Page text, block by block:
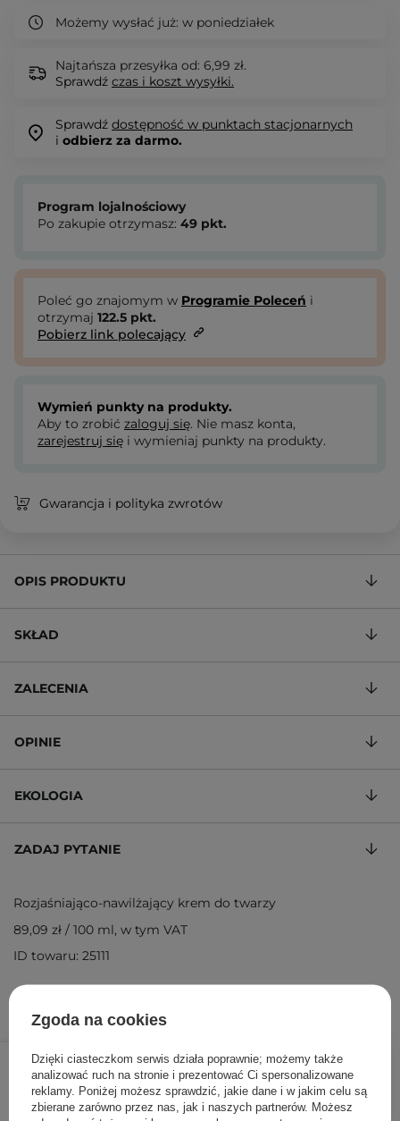
Możemy wysłać już: w poniedziałek
Najtańsza przesyłka od: 6,99 zł.
Sprawdź czas i koszt wysyłki.
Sprawdź dostępność w punktach stacjonarnych
i odbierz za darmo.
49,00 zł /szt.
DODAJ DO KOSZYKA
Program lojalnościowy
Po zakupie otrzymasz: 49 pkt.
Poleć go znajomym w Programie Poleceń i
otrzymaj 122.5 pkt.
Pobierz link polecający
Wymień punkty na produkty.
Aby to zrobić zaloguj się. Nie masz konta,
zarejestruj się i wymieniaj punkty na produkty.
Gwarancja i polityka zwrotów
OPIS PRODUKTU
SKŁAD
ZALECENIA
OPINIE
EKOLOGIA
ZADAJ PYTANIE
Rozjaśniająco-nawilżający krem do twarzy
89,09 zł / 100 ml, w tym VAT
ID towaru: 25111
Zgoda na cookies
Dzięki ciasteczkom serwis działa poprawnie; możemy także
analizować ruch na stronie i prezentować Ci spersonalizowane
reklamy. Poniżej możesz sprawdzić, jakie dane i w jakim celu są
zbierane zarówno przez nas, jak i naszych partnerów. Możesz